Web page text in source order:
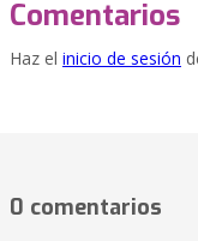
Comentarios
Haz el inicio de sesión
0 comentarios